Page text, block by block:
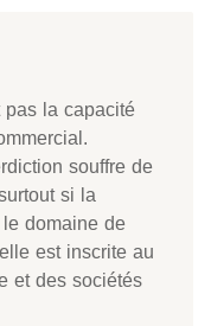
pas la capacité
souffre de
si la
domaine de
est inscrite au
et des sociétés